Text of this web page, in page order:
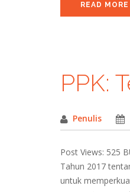
READ MORE
PPK:
Penulis
Post Views: 525
Tahun 2017
untuk